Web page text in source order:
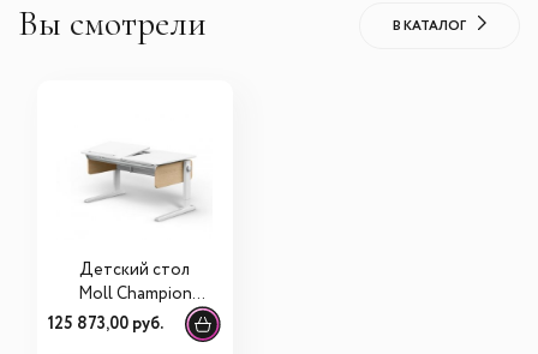
Вы смотрели В КАТАЛОГ
Детский стол
Moll Champion
Right Up Comfort
125 873,00 руб.